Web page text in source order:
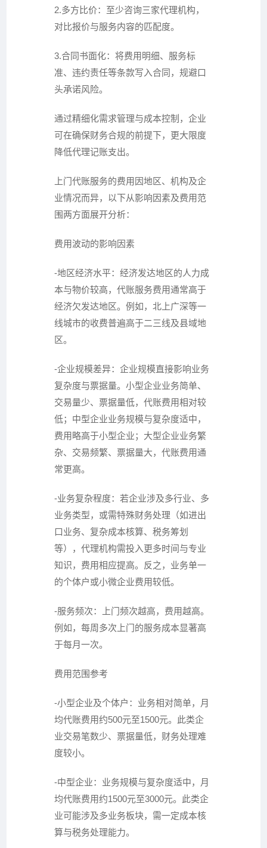
2.多方比价：至少咨询三家代理机构，
对比报价与服务内容的匹配度。
3.合同书面化：将费用明细、服务标
准、违约责任等条款写入合同，规避口
头承诺风险。
通过精细化需求管理与成本控制，企业
可在确保财务合规的前提下，更大限度
降低代理记账支出。
上门代账服务的费用因地区、机构及企
业情况而异，以下从影响因素及费用范
围两方面展开分析：
费用波动的影响因素
-地区经济水平：经济发达地区的人力成
本与物价较高，代账服务费用通常高于
经济欠发达地区。例如，北上广深等一
线城市的收费普遍高于二三线及县域地
区。
-企业规模差异：企业规模直接影响业务
复杂度与票据量。小型企业业务简单、
交易量少、票据量低，代账费用相对较
低；中型企业业务规模与复杂度适中，
费用略高于小型企业；大型企业业务繁
杂、交易频繁、票据量大，代账费用通
常更高。
-业务复杂程度：若企业涉及多行业、多
业务类型，或需特殊财务处理（如进出
口业务、复杂成本核算、税务筹划
等），代理机构需投入更多时间与专业
知识，费用相应提高。反之，业务单一
的个体户或小微企业费用较低。
-服务频次：上门频次越高，费用越高。
例如，每周多次上门的服务成本显著高
于每月一次。
费用范围参考
-小型企业及个体户：业务相对简单，月
均代账费用约500元至1500元。此类企
业交易笔数少、票据量低，财务处理难
度较小。
-中型企业：业务规模与复杂度适中，月
均代账费用约1500元至3000元。此类企
业可能涉及多业务板块，需一定成本核
算与税务处理能力。